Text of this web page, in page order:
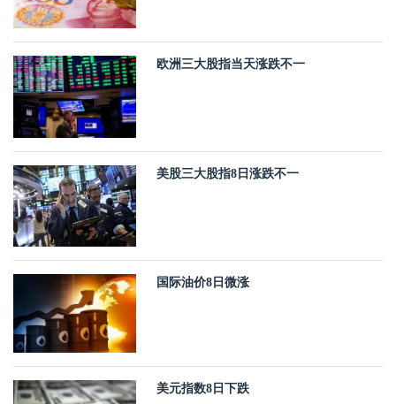
欧洲三大股指当天涨跌不一
美股三大股指8日涨跌不一
国际油价8日微涨
美元指数8日下跌